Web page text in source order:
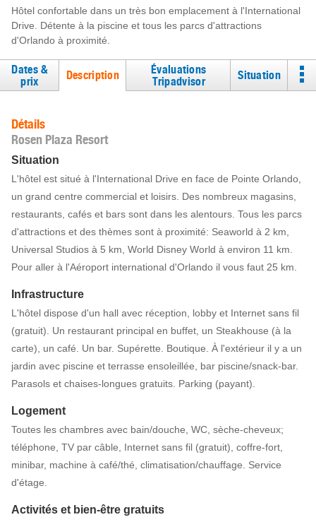
Hôtel confortable dans un très bon emplacement à l'International
Drive. Détente à la piscine et tous les parcs d'attractions
d'Orlando à proximité.
Dates &
prix
Description
Évaluations
Tripadvisor
Situation
Détails
Rosen Plaza Resort
Situation
L'hôtel est situé à l'International Drive en face de Pointe Orlando,
un grand centre commercial et loisirs. Des nombreux magasins,
restaurants, cafés et bars sont dans les alentours. Tous les parcs
d'attractions et des thèmes sont à proximité: Seaworld à 2 km,
Universal Studios à 5 km, World Disney World à environ 11 km.
Pour aller à l'Aéroport international d'Orlando il vous faut 25 km.
Infrastructure
L'hôtel dispose d'un hall avec réception, lobby et Internet sans fil
(gratuit). Un restaurant principal en buffet, un Steakhouse (à la
carte), un café. Un bar. Supérette. Boutique. À l'extérieur il y a un
jardin avec piscine et terrasse ensoleillée, bar piscine/snack-bar.
Parasols et chaises-longues gratuits. Parking (payant).
Logement
Toutes les chambres avec bain/douche, WC, sèche-cheveux;
téléphone, TV par câble, Internet sans fil (gratuit), coffre-fort,
minibar, machine à café/thé, climatisation/chauffage. Service
d'étage.
Activités et bien-être gratuits